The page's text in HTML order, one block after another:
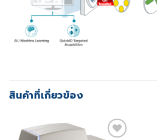
สินค้าที่เกี่ยวข้อง